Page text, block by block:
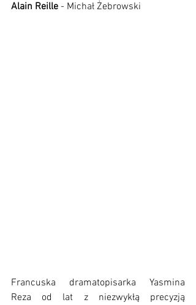
Alain Reille - Michał Żebrowski
Francuska dramatopisarka Yasmina
Reza od lat z niezwykłą precyzją